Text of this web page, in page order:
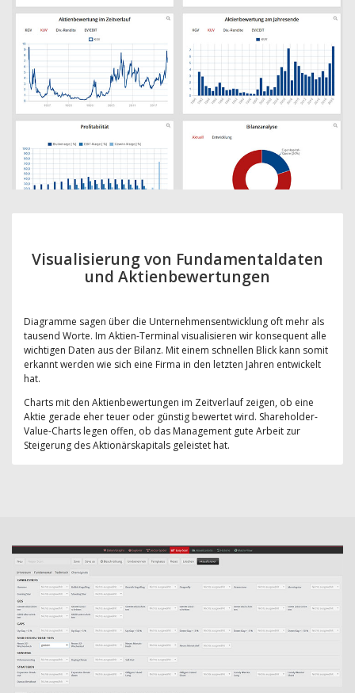
Visualisierung von Fundamentaldaten
und Aktienbewertungen
Diagramme sagen über die Unternehmensentwicklung oft mehr als
tausend Worte. Im Aktien-Terminal visualisieren wir konsequent alle
wichtigen Daten aus der Bilanz. Mit einem schnellen Blick kann somit
erkannt werden wie sich eine Firma in den letzten Jahren entwickelt
hat.
Charts mit den Aktienbewertungen im Zeitverlauf zeigen, ob eine
Aktie gerade eher teuer oder günstig bewertet wird. Shareholder-
Value-Charts legen offen, ob das Management gute Arbeit zur
Steigerung des Aktionärskapitals geleistet hat.